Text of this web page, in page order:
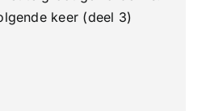
keer (deel 3)